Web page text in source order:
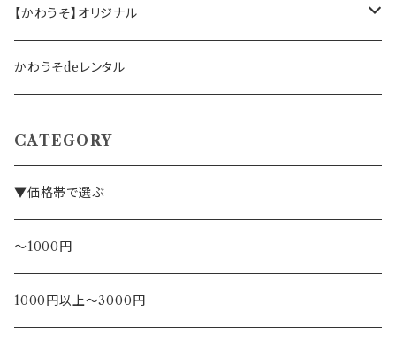
事務職の方向け
【かわうそ】オリジナル
デザイナー
かわうそdeレンタル
CATEGORY
▼価格帯で選ぶ
～1000円
1000円以上～3000円